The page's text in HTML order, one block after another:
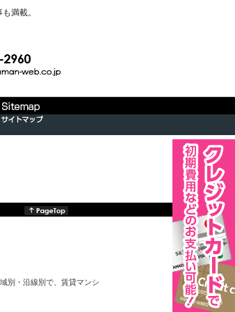
満載。
別・沿線別で、賃貸マンシ